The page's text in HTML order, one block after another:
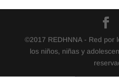
©2017 REDHNNA - Red por
los niños, niñas y